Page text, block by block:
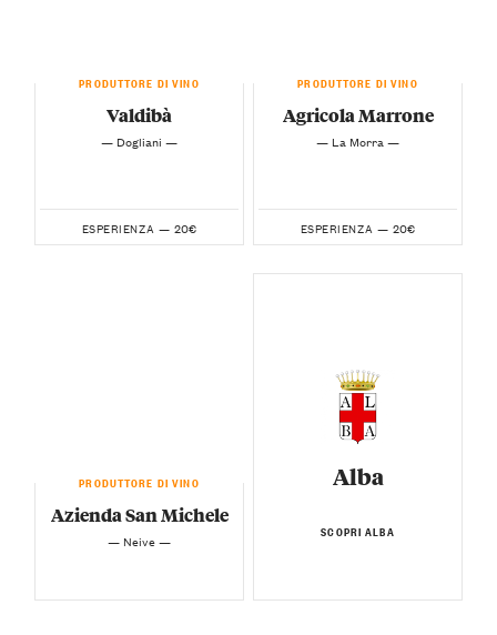
PRODUTTORE DI VINO
Valdibà
— Dogliani —
ESPERIENZA — 20€
PRODUTTORE DI VINO
Agricola Marrone
— La Morra —
ESPERIENZA — 20€
PRODUTTORE DI VINO
Azienda San Michele
— Neive —
Alba
SCOPRI ALBA